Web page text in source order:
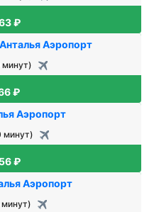
₽
Аэропорт
₽
Аэропорт
минут)
₽
Аэропорт